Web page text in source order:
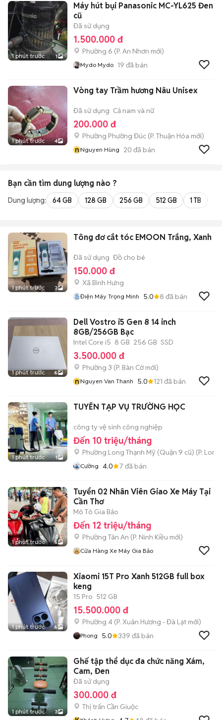
1 phút trước 1
Máy hút bụi Panasonic MC-YL625 Đen
cũ
Đã sử dụng
1.500.000 đ
Phường 6 (P. An Nhơn mới)
Mydo Mydo 19 đã bán
1 phút trước 4
Vòng tay Trầm hương Nâu Unisex
Đã sử dụng Cả nam và nữ
200.000 đ
Phường Phường Đúc (P. Thuận Hóa mới)
nNguyen Hùng 20 đã bán
Bạn cần tìm dung lượng nào ?
Dung lượng: 64 GB 128 GB 256 GB 512 GB 1 TB
1 phút trước 3
Tông đơ cắt tóc EMOON Trắng, Xanh
Đã sử dụng Đồ cho bé
150.000 đ
Xã Bình Hưng
Điện Máy Trọng Minh 5.0 8 đã bán
1 phút trước 6
Dell Vostro i5 Gen 8 14 inch
8GB/256GB Bạc
Intel Core i5 8 GB 256 GB SSD
3.500.000 đ
Phường 3 (P. Bàn Cờmới)
nNguyen Van Thanh 5.0 121 đã bán
1 phút trước 1
TUYỂN TẠP VỤ TRƯỜNG HỌC
công ty vệ sinh công nghiệp
Đến 10 triệu/tháng
Phường Long Thạnh Mỹ (Quận 9 cũ) (P.
Cường 4.0 7 đã bán
1 phút trước 5
Tuyển 02 Nhân Viên Giao Xe Máy Tại
Cần Thơ
Mô Tô Gia Bảo
Đến 12 triệu/tháng
Phường Tân An (P. Ninh Kiều mới)
Cửa Hàng Xe Máy Gia Bảo
1 phút trước 6
Xiaomi 15T Pro Xanh 512GB full box
keng
15 Pro 512 GB
15.500.000 đ
Phường 4 (P. Xuân Hương - Đà Lạt mới)
Phong 5.0 339 đã bán
1 phút trước 3
Ghế tập thể dục đa chức năng Xám,
Cam, Đen
Đã sử dụng
300.000 đ
Thị trấn Cần Giuộc